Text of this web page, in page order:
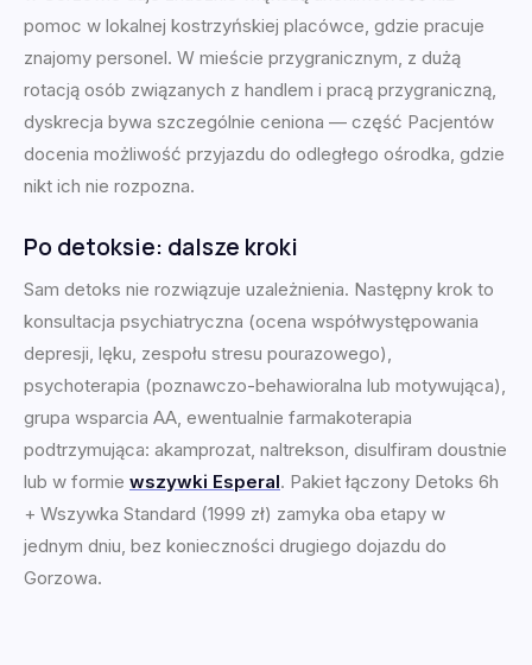
pomoc w lokalnej kostrzyńskiej placówce, gdzie pracuje
znajomy personel. W mieście przygranicznym, z dużą
rotacją osób związanych z handlem i pracą przygraniczną,
dyskrecja bywa szczególnie ceniona — część Pacjentów
docenia możliwość przyjazdu do odległego ośrodka, gdzie
nikt ich nie rozpozna.
Po detoksie: dalsze kroki
Sam detoks nie rozwiązuje uzależnienia. Następny krok to
konsultacja psychiatryczna (ocena współwystępowania
depresji, lęku, zespołu stresu pourazowego),
psychoterapia (poznawczo-behawioralna lub motywująca),
grupa wsparcia AA, ewentualnie farmakoterapia
podtrzymująca: akamprozat, naltrekson, disulfiram doustnie
lub w formie wszywki Esperal. Pakiet łączony Detoks 6h
+ Wszywka Standard (1999 zł) zamyka oba etapy w
jednym dniu, bez konieczności drugiego dojazdu do
Gorzowa.